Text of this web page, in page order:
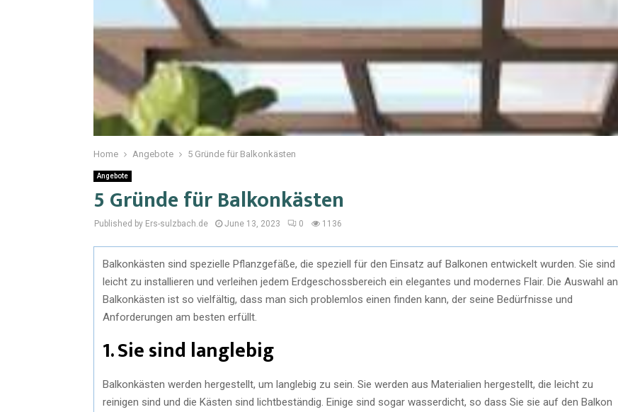
Home Angebote 5 Gründe für Balkonkästen
Angebote
5 Gründe für Balkonkästen
Published by Ers-sulzbach.de June 13, 2023 0 1136
Balkonkästen sind spezielle Pflanzgefäße, die speziell für den Einsatz auf Balkonen entwickelt wurden. Sie sind
leicht zu installieren und verleihen jedem Erdgeschossbereich ein elegantes und modernes Flair. Die Auswahl an
Balkonkästen ist so vielfältig, dass man sich problemlos einen finden kann, der seine Bedürfnisse und
Anforderungen am besten erfüllt.
1. Sie sind langlebig
Balkonkästen werden hergestellt, um langlebig zu sein. Sie werden aus Materialien hergestellt, die leicht zu
reinigen sind und die Kästen sind lichtbeständig. Einige sind sogar wasserdicht, so dass Sie sie auf den Balkon